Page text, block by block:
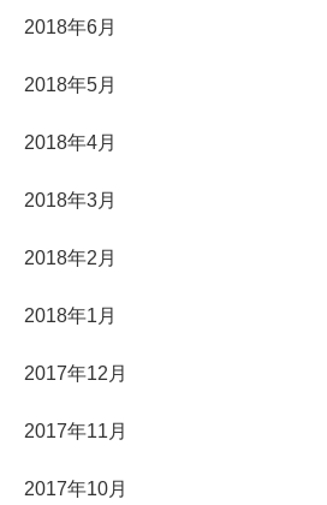
2018年6月
2018年5月
2018年4月
2018年3月
2018年2月
2018年1月
2017年12月
2017年11月
2017年10月